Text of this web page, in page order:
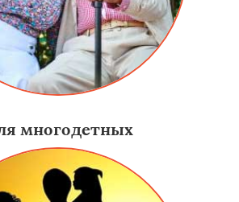
многодетных